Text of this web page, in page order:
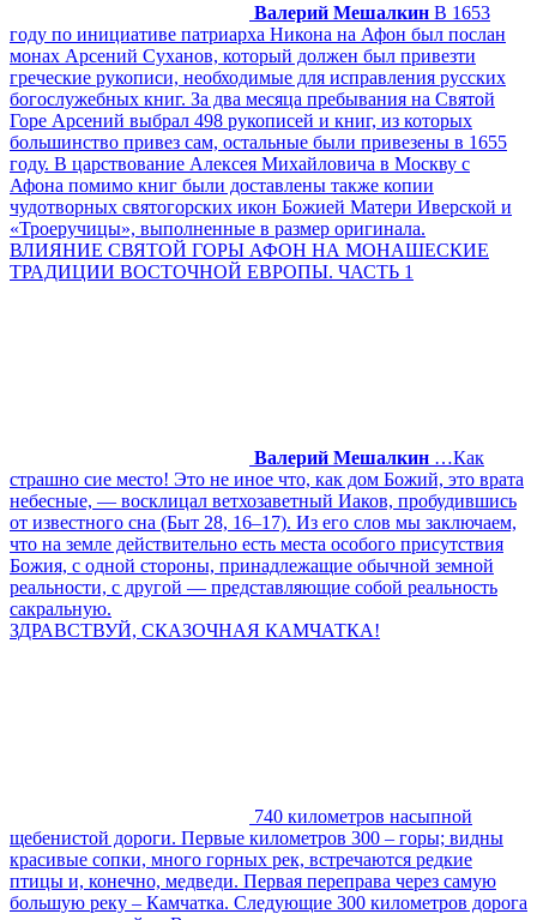
Валерий Мешалкин В 1653
году по инициативе патриарха Никона на Афон был послан
монах Арсений Суханов, который должен был привезти
греческие рукописи, необходимые для исправления русских
богослужебных книг. За два месяца пребывания на Святой
Горе Арсений выбрал 498 рукописей и книг, из которых
большинство привез сам, остальные были привезены в 1655
году. В царствование Алексея Михайловича в Москву с
Афона помимо книг были доставлены также копии
чудотворных святогорских икон Божией Матери Иверской и
«Троеручицы», выполненные в размер оригинала.
ВЛИЯНИЕ СВЯТОЙ ГОРЫ АФОН НА МОНАШЕСКИЕ
ТРАДИЦИИ ВОСТОЧНОЙ ЕВРОПЫ. ЧАСТЬ 1
Валерий Мешалкин …Как
страшно сие место! Это не иное что, как дом Божий, это врата
небесные, — восклицал ветхозаветный Иаков, пробудившись
от известного сна (Быт 28, 16–17). Из его слов мы заключаем,
что на земле действительно есть места особого присутствия
Божия, с одной стороны, принадлежащие обычной земной
реальности, с другой — представляющие собой реальность
сакральную.
ЗДРАВСТВУЙ, СКАЗОЧНАЯ КАМЧАТКА!
740 километров насыпной
щебенистой дороги. Первые километров 300 – горы; видны
красивые сопки, много горных рек, встречаются редкие
птицы и, конечно, медведи. Первая переправа через самую
большую реку – Камчатка. Следующие 300 километров дорога